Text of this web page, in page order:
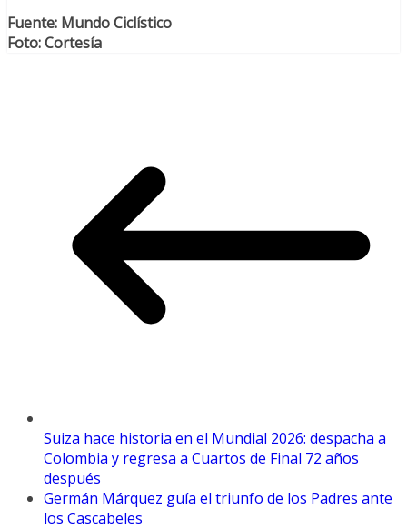
Fuente: Mundo Ciclístico
Foto: Cortesía
Suiza hace historia en el Mundial 2026: despacha a
Colombia y regresa a Cuartos de Final 72 años
después
Germán Márquez guía el triunfo de los Padres ante
los Cascabeles